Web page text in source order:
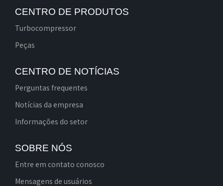
CENTRO DE PRODUTOS
Turbocompressor
Peças
CENTRO DE NOTÍCIAS
Perguntas frequentes
Notícias da empresa
Informações do setor
SOBRE NÓS
Entre em contato conosco
Mensagens de usuários